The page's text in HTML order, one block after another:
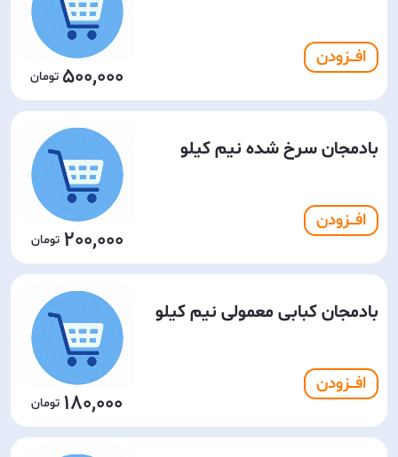
افـــزودن
500,000
بادمجان سرخ شده نیم کیلو
افـــزودن
200,000
بادمجان کبابی معمولی نیم کیلو
افـــزودن
180,000